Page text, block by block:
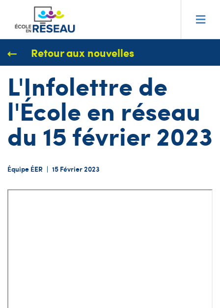
Retour aux nouvelles
L'Infolettre de
l'École en réseau
du 15 février 2023
Équipe ÉER | 15 Février 2023